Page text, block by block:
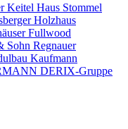
Keitel Haus Stommel
Holzhaus
Fullwood
Sohn Regnauer
Kaufmann
DERIX-Gruppe